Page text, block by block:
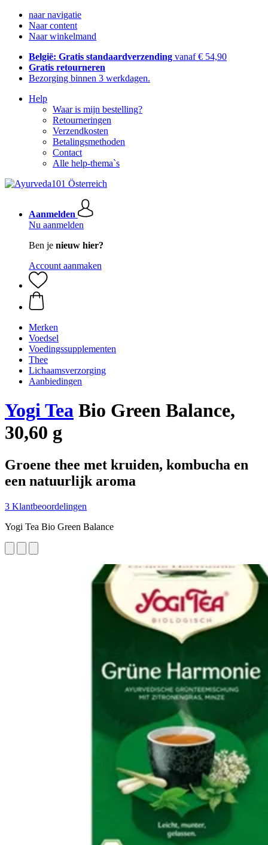
naar navigatie
Naar content
Naar winkelmand
België: Gratis standaardverzending vanaf € 54,90
Gratis retourneren
Bezorging binnen 3 werkdagen.
Help
Waar is mijn bestelling?
Retourneringen
Verzendkosten
Betalingsmethoden
Contact
Alle help-thema`s
Aanmelden
Nu aanmelden
Ben je nieuw hier?
Account aanmaken
Merken
Voedsel
Voedingssupplementen
Thee
Lichaamsverzorging
Aanbiedingen
Yogi Tea Bio Green Balance,
30,60 g
Groene thee met kruiden, kombucha en
een natuurlijk aroma
3 Klantbeoordelingen
Yogi Tea Bio Green Balance